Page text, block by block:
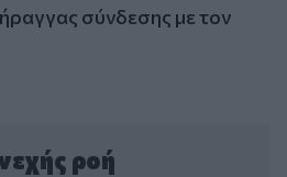
σύνδεσης με τον
ροή